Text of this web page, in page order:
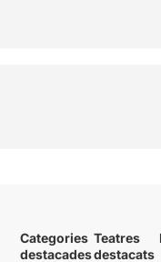
Categories
destacades
Teatres
destacats